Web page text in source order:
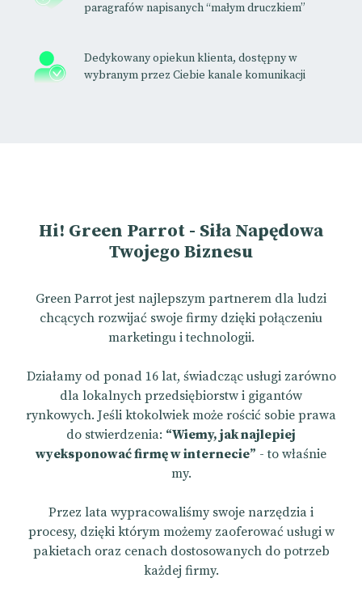
paragrafów napisanych “małym druczkiem”
Dedykowany opiekun klienta, dostępny w
wybranym przez Ciebie kanale komunikacji
Hi! Green Parrot - Siła Napędowa
Twojego Biznesu
Green Parrot jest najlepszym partnerem dla ludzi
chcących rozwijać swoje firmy dzięki połączeniu
marketingu i technologii.
Działamy od ponad 16 lat, świadcząc usługi zarówno
dla lokalnych przedsiębiorstw i gigantów
rynkowych. Jeśli ktokolwiek może rościć sobie prawa
do stwierdzenia: “Wiemy, jak najlepiej
wyeksponować firmę w internecie” - to właśnie
my.
Przez lata wypracowaliśmy swoje narzędzia i
procesy, dzięki którym możemy zaoferować usługi w
pakietach oraz cenach dostosowanych do potrzeb
każdej firmy.